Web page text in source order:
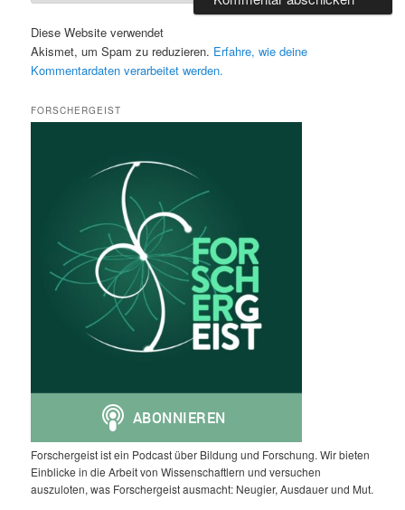
Diese Website verwendet
Akismet, um Spam zu reduzieren. Erfahre, wie deine
Kommentardaten verarbeitet werden.
FORSCHERGEIST
Forschergeist ist ein Podcast über Bildung und Forschung. Wir bieten
Einblicke in die Arbeit von Wissenschaftlern und versuchen
auszuloten, was Forschergeist ausmacht: Neugier, Ausdauer und Mut.